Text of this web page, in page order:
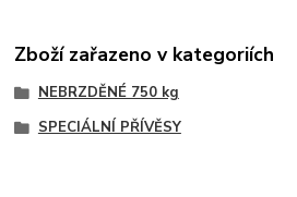
Zboží zařazeno v kategoriích
NEBRZDĚNÉ 750 kg
SPECIÁLNÍ PŘÍVĚSY